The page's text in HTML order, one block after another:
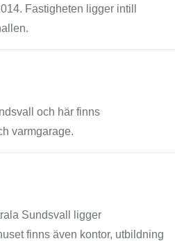
Fastigheten ligger intill
och här finns
varmgarage.
Sundsvall ligger
finns även kontor, utbildning